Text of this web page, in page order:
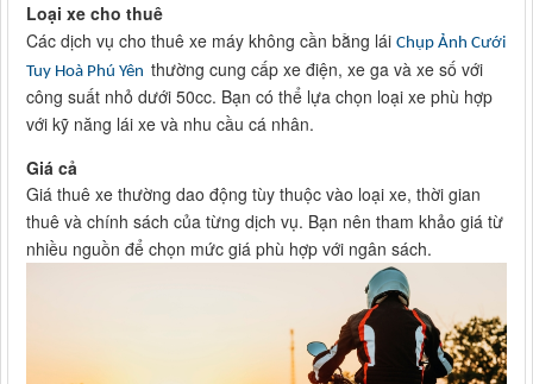
Loại xe cho thuê
Các dịch vụ cho thuê xe máy không cần bằng lái Chụp Ảnh Cưới
Tuy Hoà Phú Yên thường cung cấp xe điện, xe ga và xe số với
công suất nhỏ dưới 50cc. Bạn có thể lựa chọn loại xe phù hợp
với kỹ năng lái xe và nhu cầu cá nhân.
Giá cả
Giá thuê xe thường dao động tùy thuộc vào loại xe, thời gian
thuê và chính sách của từng dịch vụ. Bạn nên tham khảo giá từ
nhiều nguồn để chọn mức giá phù hợp với ngân sách.